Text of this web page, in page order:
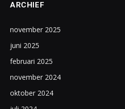
ARCHIEF
november 2025
juni 2025
februari 2025
november 2024
oktober 2024